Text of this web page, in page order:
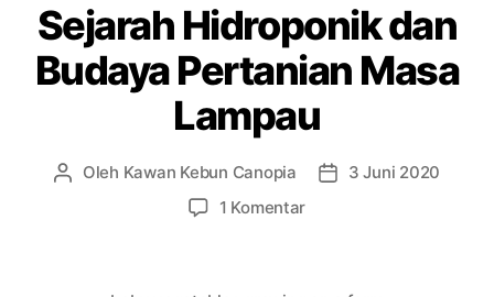
Sejarah Hidroponik dan
Budaya Pertanian Masa
Lampau
Penulis
Oleh Kawan Kebun Canopia
Tanggal
3 Juni 2020
1 Komentarpada